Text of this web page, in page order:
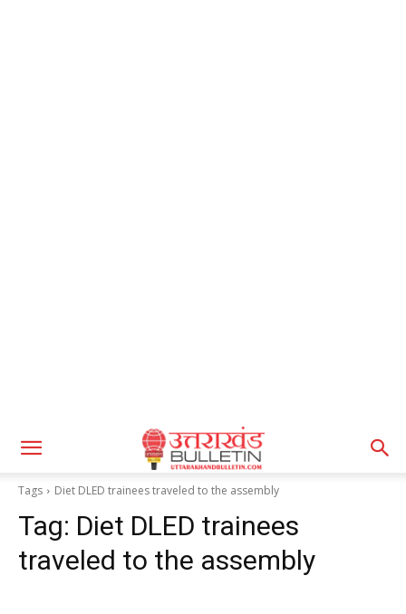
Tags Diet DLED trainees traveled to the assembly
Tag: Diet DLED trainees
traveled to the assembly